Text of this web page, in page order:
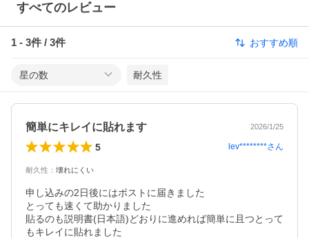
すべてのレビュー
1 - 3件 / 3件 おすすめ順
星の数 耐久性
簡単にキレイに貼れます 2026/1/25
5 lev********さん
耐久性 ： 壊れにくい
申し込みの2日後にはポストに届きました
とっても速くて助かりました
貼るのも説明書(日本語)どおりに進めれば簡単に且つとって
もキレイに貼れました